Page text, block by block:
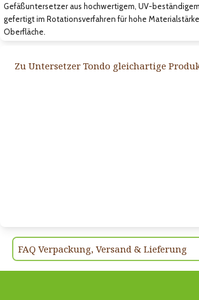
Gefäßuntersetzer aus hochwertigem, UV-
gefertigt im Rotationsverfahren für hohe
Oberfläche.
Zu Untersetzer Tondo gleichartige
FAQ Verpackung, Versand & Lieferung